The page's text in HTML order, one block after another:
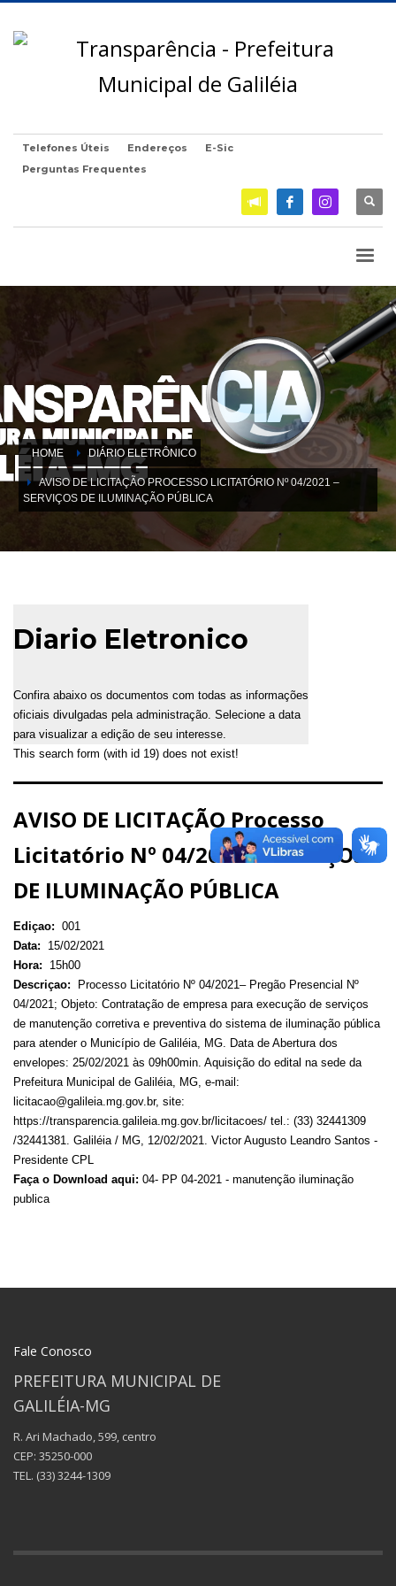
Telefones Úteis Endereços
E-Sic
Perguntas Frequentes
HOME DIÁRIO ELETRÔNICO
AVISO DE LICITAÇÃO PROCESSO LICITATÓRIO Nº 04/2021 –
SERVIÇOS DE ILUMINAÇÃO PÚBLICA
Diario Eletronico
Confira abaixo os documentos com todas as informações
oficiais divulgadas pela administração. Selecione a data
para visualizar a edição de seu interesse.
This search form (with id 19) does not exist!
AVISO DE LICITAÇÃO Processo
Licitatório Nº 04/2021 – SERVIÇOS
DE ILUMINAÇÃO PÚBLICA
Ediçao: 001
Data:
15/02/2021
Hora:
15h00
Descriçao:
Processo Licitatório Nº 04/2021– Pregão Presencial Nº
04/2021; Objeto: Contratação de empresa para execução de serviços
de manutenção corretiva e preventiva do sistema de iluminação pública
para atender o Município de Galiléia, MG. Data de Abertura dos
envelopes: 25/02/2021 às 09h00min. Aquisição do edital na sede da
Prefeitura Municipal de Galiléia, MG, e-mail:
licitacao@galileia.mg.gov.br, site:
https://transparencia.galileia.mg.gov.br/licitacoes/ tel.: (33) 32441309
/32441381. Galiléia / MG, 12/02/2021. Victor Augusto Leandro Santos -
Presidente CPL
Faça o Download aqui: 04- PP 04-2021 - manutenção iluminação
publica
Fale Conosco
PREFEITURA MUNICIPAL DE
GALILÉIA-MG
R. Ari Machado, 599, centro
CEP: 35250-000
TEL. (33) 3244-1309